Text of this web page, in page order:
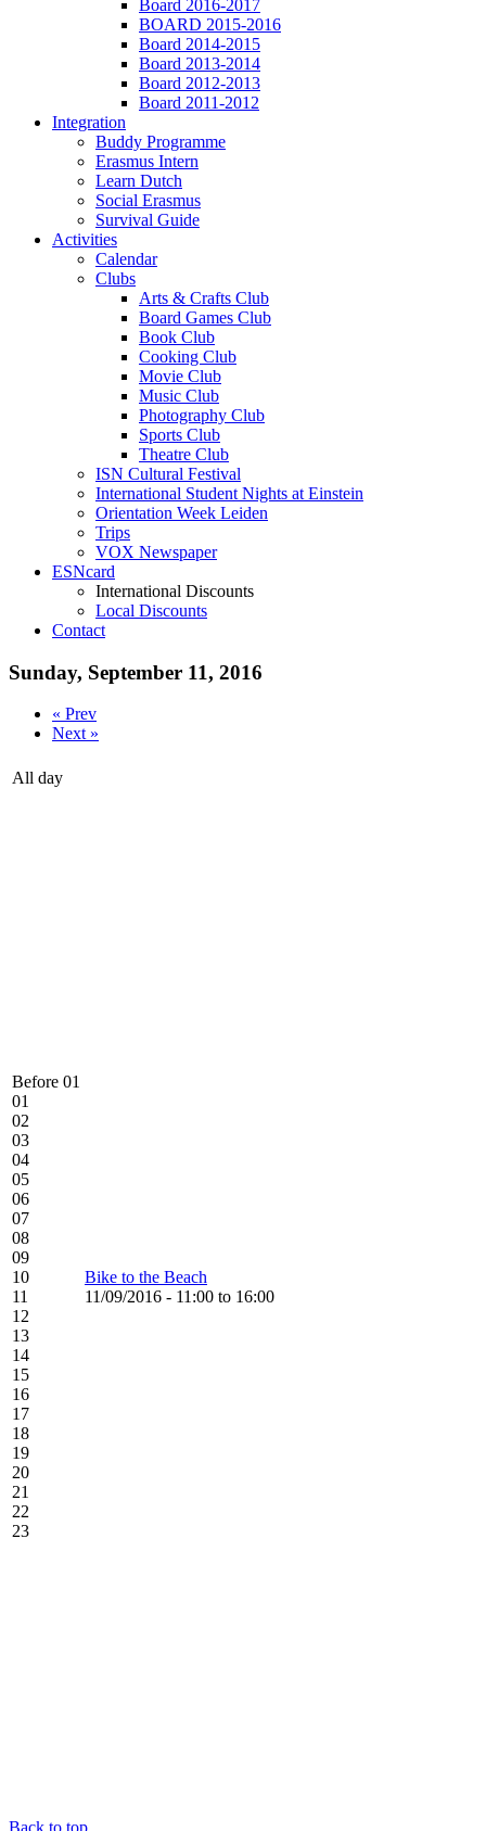
Board 2016-2017
BOARD 2015-2016
Board 2014-2015
Board 2013-2014
Board 2012-2013
Board 2011-2012
Integration
Buddy Programme
Erasmus Intern
Learn Dutch
Social Erasmus
Survival Guide
Activities
Calendar
Clubs
Arts & Crafts Club
Board Games Club
Book Club
Cooking Club
Movie Club
Music Club
Photography Club
Sports Club
Theatre Club
ISN Cultural Festival
International Student Nights at Einstein
Orientation Week Leiden
Trips
VOX Newspaper
ESNcard
International Discounts
Local Discounts
Contact
Sunday, September 11, 2016
« Prev
Next »
All day
Before 01
01
02
03
04
05
06
07
08
09
10
11
12
13
14
15
16
17
18
19
20
21
22
23
Bike to the Beach
11/09/2016 - 11:00 to 16:00